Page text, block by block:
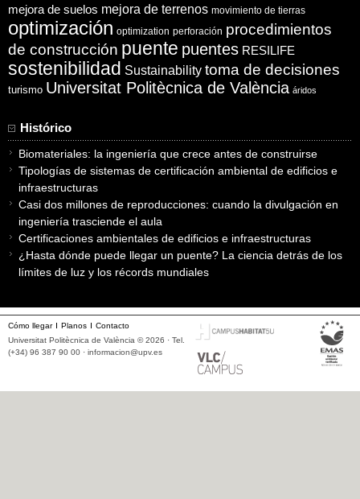
mejora de suelos mejora de terrenos movimiento de tierras
optimización optimization perforación procedimientos
de construcción puente puentes RESILIFE
sostenibilidad Sustainability toma de decisiones
turismo Universitat Politècnica de València áridos
Histórico
Biomateriales: la ingeniería que crece antes de construirse
Tipologías de sistemas de certificación ambiental de edificios e
infraestructuras
Casi dos millones de reproducciones: cuando la divulgación en
ingeniería trasciende el aula
Certificaciones ambientales de edificios e infraestructuras
¿Hasta dónde puede llegar un puente? La ciencia detrás de los
límites de luz y los récords mundiales
Cómo llegar Planos
Contacto
Universitat Politècnica de València © 2026 · Tel.
(+34) 96 387 90 00 · informacion@upv.es